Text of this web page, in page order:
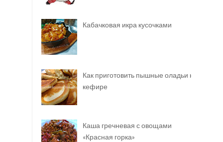
Кабачковая икра кусочками
Как приготовить пышные оладьи на
кефире
Каша гречневая с овощами
«Красная горка»